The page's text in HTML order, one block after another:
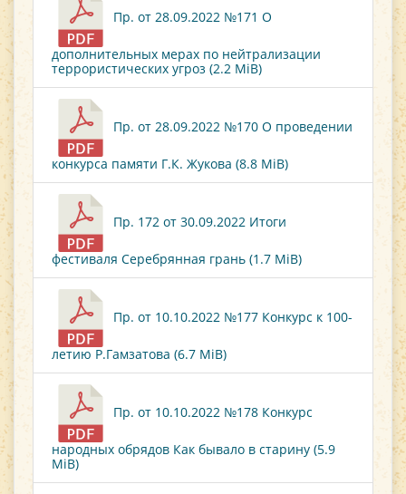
Пр. от 28.09.2022 №171 О
дополнительных мерах по нейтрализации
террористических угроз (2.2 MiB)
Пр. от 28.09.2022 №170 О проведении
конкурса памяти Г.К. Жукова (8.8 MiB)
Пр. 172 от 30.09.2022 Итоги
фестиваля Серебрянная грань (1.7 MiB)
Пр. от 10.10.2022 №177 Конкурс к 100-
летию Р.Гамзатова (6.7 MiB)
Пр. от 10.10.2022 №178 Конкурс
народных обрядов Как бывало в старину (5.9
MiB)